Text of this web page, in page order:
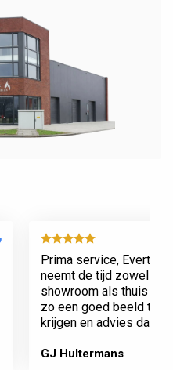
Prima service, Evert
neemt de tijd zowel in
showroom als thuis om
zo een goed beeld te
krijgen en advies daarop
nieuwe kachel. Komt
GJ Hultermans